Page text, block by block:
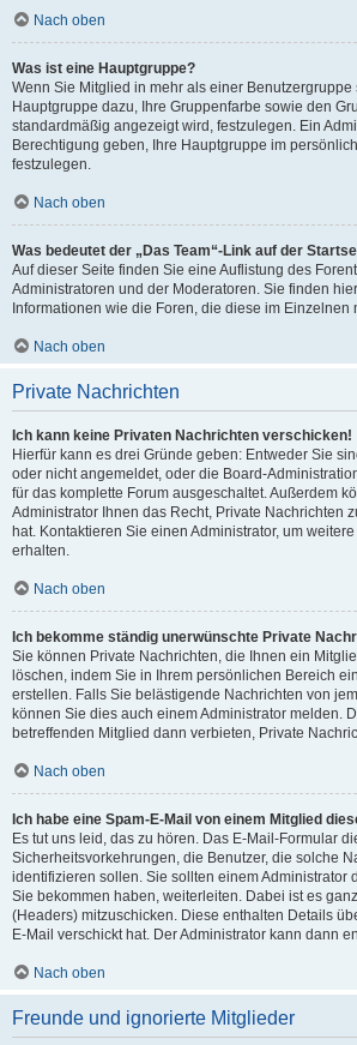
Nach oben
Was ist eine Hauptgruppe?
Wenn Sie Mitglied in mehr als einer Benutzergruppe
Hauptgruppe dazu, Ihre Gruppenfarbe sowie den
standardmäßig angezeigt wird, festzulegen. Ein
Berechtigung geben, Ihre Hauptgruppe im
festzulegen.
Nach oben
Was bedeutet der „Das Team“-Link auf der
Auf dieser Seite finden Sie eine Auflistung des
Administratoren und der Moderatoren. Sie finden
Informationen wie die Foren, die diese im Einzelnen
Nach oben
Private Nachrichten
Ich kann keine Privaten Nachrichten verschicken!
Hierfür kann es drei Gründe geben: Entweder Sie
oder nicht angemeldet, oder die Board-
für das komplette Forum ausgeschaltet. Außerdem
Administrator Ihnen das Recht, Private Nachrichten
hat. Kontaktieren Sie einen Administrator, um
erhalten.
Nach oben
Ich bekomme ständig unerwünschte Private
Sie können Private Nachrichten, die Ihnen ein
löschen, indem Sie in Ihrem persönlichen Bereich
erstellen. Falls Sie belästigende Nachrichten von
können Sie dies auch einem Administrator melden.
betreffenden Mitglied dann verbieten, Private
Nach oben
Ich habe eine Spam-E-Mail von einem Mitglied
Es tut uns leid, das zu hören. Das E-Mail-Formular
Sicherheitsvorkehrungen, die Benutzer, die solche
identifizieren sollen. Sie sollten einem Administrator
Sie bekommen haben, weiterleiten. Dabei ist es
(Headers) mitzuschicken. Diese enthalten Details
E-Mail verschickt hat. Der Administrator kann dann
Nach oben
Freunde und ignorierte Mitglieder